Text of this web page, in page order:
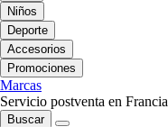
Niños
Deporte
Accesorios
Promociones
Marcas
Servicio postventa en Francia
Buscar